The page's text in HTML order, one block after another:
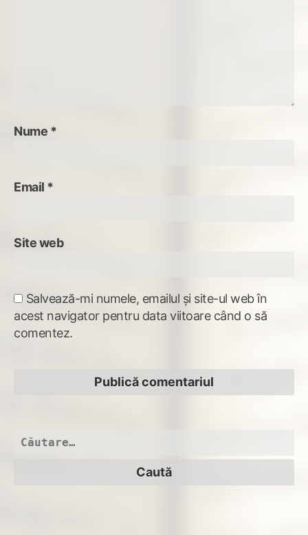
Nume *
Email *
Site web
Salvează-mi numele, emailul și site-ul web în
acest navigator pentru data viitoare când o să
comentez.
Caută